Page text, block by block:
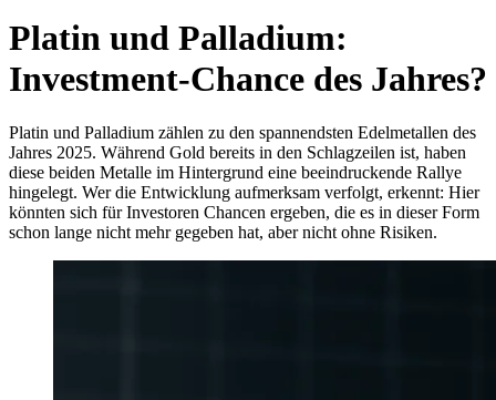
Platin und Palladium:
Investment-Chance des Jahres?
Platin und Palladium zählen zu den spannendsten Edelmetallen des
Jahres 2025. Während Gold bereits in den Schlagzeilen ist, haben
diese beiden Metalle im Hintergrund eine beeindruckende Rallye
hingelegt. Wer die Entwicklung aufmerksam verfolgt, erkennt: Hier
könnten sich für Investoren Chancen ergeben, die es in dieser Form
schon lange nicht mehr gegeben hat, aber nicht ohne Risiken.